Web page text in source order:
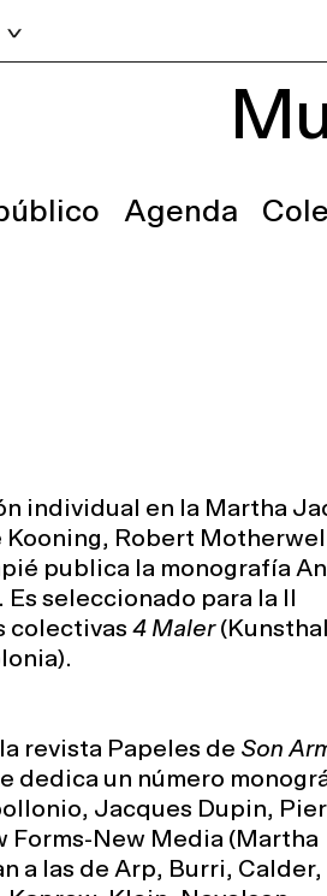
Agenda
individual en la Martha
Robert
publica la monografía
seleccionado para la II
colectivas 4 Maler
revista Papeles de Son
dedica un número
Jacques Dupin,
Forms-New Media (Martha
a las de Arp, Burri, Calder,